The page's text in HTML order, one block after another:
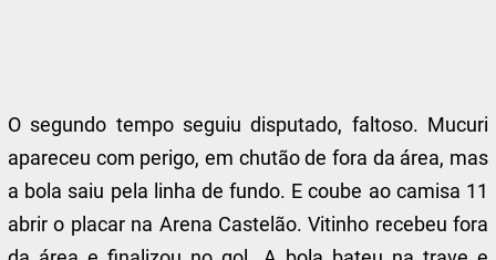
O segundo tempo seguiu disputado, faltoso. Mucuri
apareceu com perigo, em chutão de fora da área, mas
a bola saiu pela linha de fundo. E coube ao camisa 11
abrir o placar na Arena Castelão. Vitinho recebeu fora